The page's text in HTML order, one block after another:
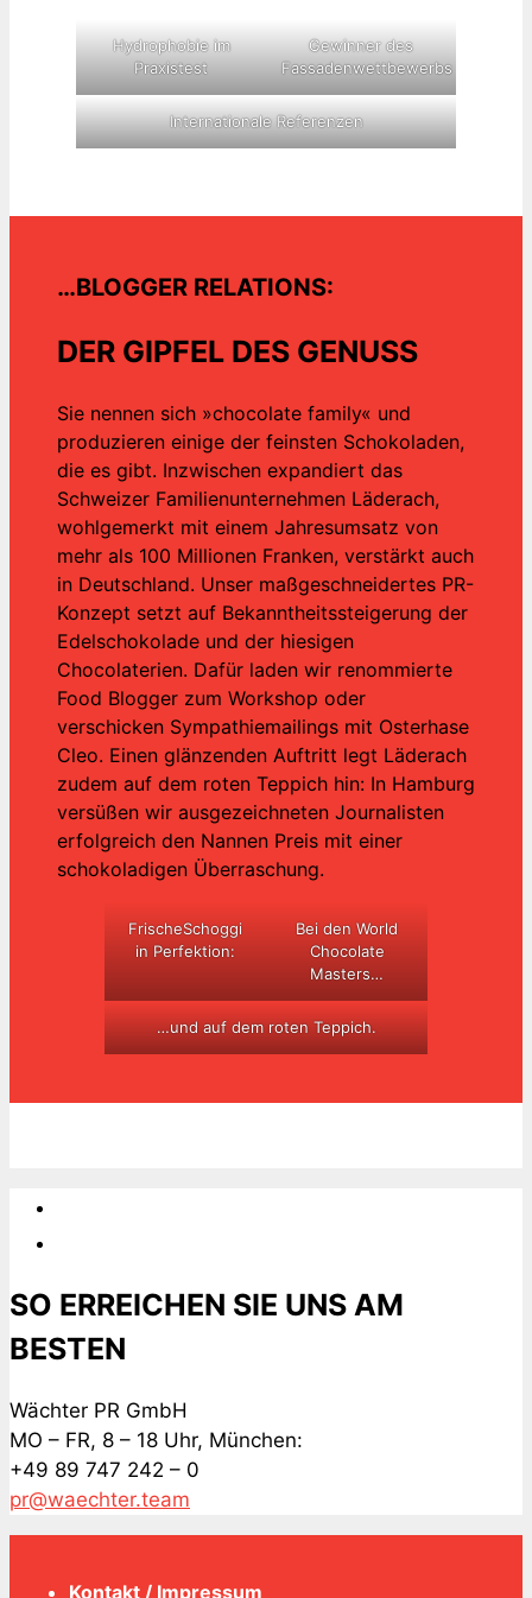
Hydrophobie im
Praxistest
Gewinner des
Fassadenwettbewerbs
Internationale Referenzen
…BLOGGER RELATIONS:
DER GIPFEL DES GENUSS
Sie nennen sich »chocolate family« und
produzieren einige der feinsten Schokoladen,
die es gibt. Inzwischen expandiert das
Schweizer Familienunternehmen Läderach,
wohlgemerkt mit einem Jahresumsatz von
mehr als 100 Millionen Franken, verstärkt auch
in Deutschland. Unser maßgeschneidertes PR-
Konzept setzt auf Bekanntheitssteigerung der
Edelschokolade und der hiesigen
Chocolaterien. Dafür laden wir renommierte
Food Blogger zum Workshop oder
verschicken Sympathiemailings mit Osterhase
Cleo. Einen glänzenden Auftritt legt Läderach
zudem auf dem roten Teppich hin: In Hamburg
versüßen wir ausgezeichneten Journalisten
erfolgreich den Nannen Preis mit einer
schokoladigen Überraschung.
FrischeSchoggi
in Perfektion:
Bei den World
Chocolate
Masters…
…und auf dem roten Teppich.
SO ERREICHEN SIE UNS AM
BESTEN
Wächter PR GmbH
MO – FR, 8 – 18 Uhr, München:
+49 89 747 242 – 0
pr@waechter.team
Kontakt / Impressum